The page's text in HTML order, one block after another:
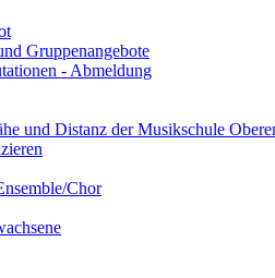
Gruppenangebote
- Abmeldung
und Distanz der Musikschule
Chor